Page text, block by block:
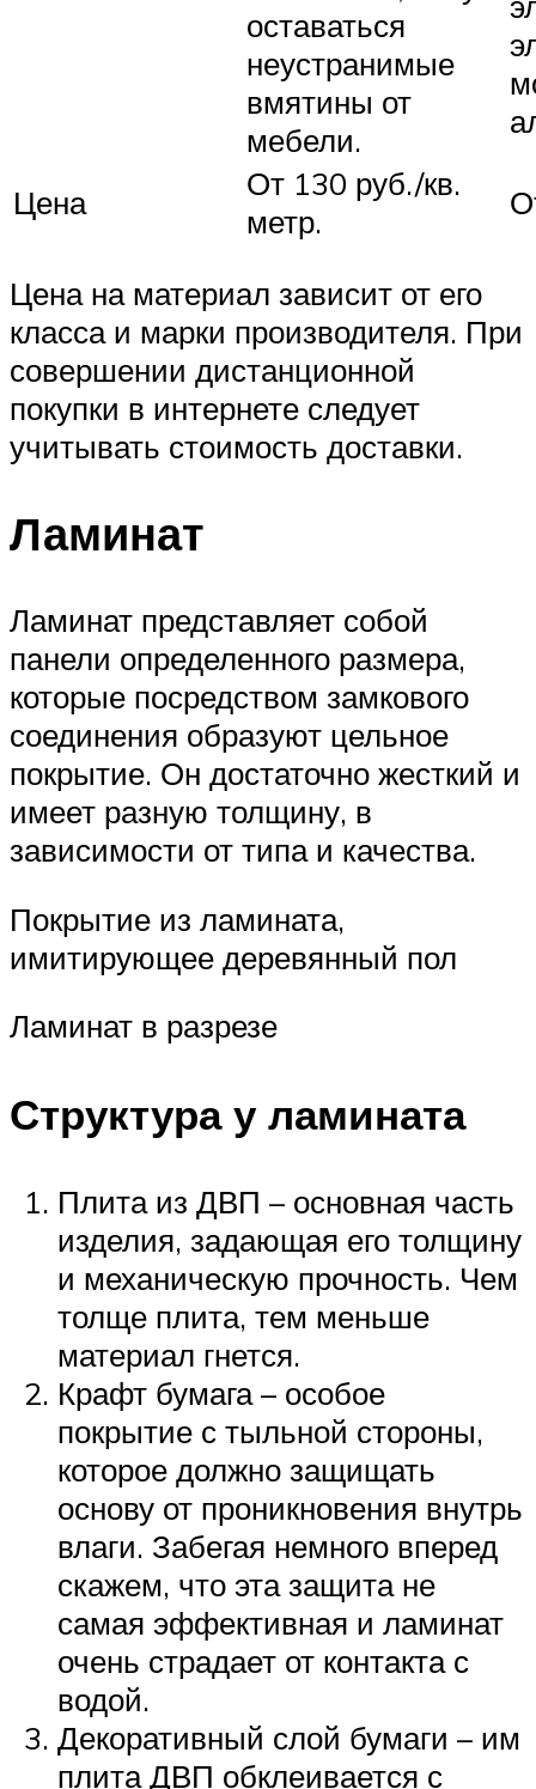
оставаться
неустранимые
вмятины от
мебели.
Цена
От 130 руб./кв.
метр.
Цена на материал зависит от его
класса и марки производителя. При
совершении дистанционной
покупки в интернете следует
учитывать стоимость доставки.
Ламинат
Ламинат представляет собой
панели определенного размера,
которые посредством замкового
соединения образуют цельное
покрытие. Он достаточно жесткий и
имеет разную толщину, в
зависимости от типа и качества.
Покрытие из ламината,
имитирующее деревянный пол
Ламинат в разрезе
Структура у ламината
Плита из ДВП – основная часть
изделия, задающая его толщину
и механическую прочность. Чем
толще плита, тем меньше
материал гнется.
Крафт бумага – особое
покрытие с тыльной стороны,
которое должно защищать
основу от проникновения внутрь
влаги. Забегая немного вперед
скажем, что эта защита не
самая эффективная и ламинат
очень страдает от контакта с
водой.
Декоративный слой бумаги – им
плита ДВП обклеивается с